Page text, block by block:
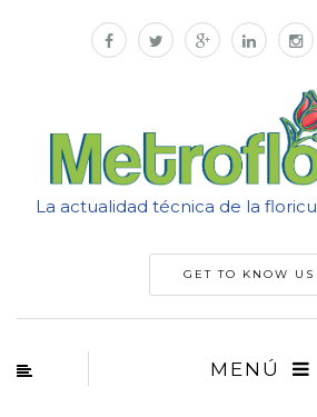
La actualidad técnica de la
GET TO KNOW US
MENÚ